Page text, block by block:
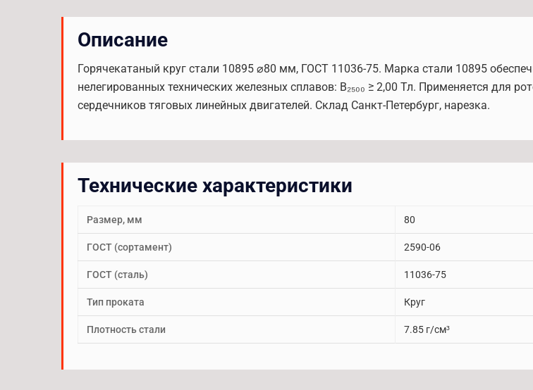
Описание
Горячекатаный круг стали 10895 ⌀80 мм, ГОСТ 11036-75. Марка стали 10895
нелегированных технических железных сплавов: B₂₅₀₀ ≥ 2,00 Тл. Применяется для
сердечников тяговых линейных двигателей. Склад Санкт-Петербург, нарезка.
Технические характеристики
Размер, мм 80
ГОСТ (сортамент) 2590-06
ГОСТ (сталь) 11036-75
Тип проката Круг
Плотность стали 7.85 г/см³